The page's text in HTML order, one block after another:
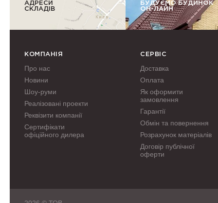
АДРЕСИ
СКЛАДІВ
БУДУЄМО БУДИНОК
ОН-ЛАЙН
КОМПАНІЯ
Про нас
Новини
Шоу-руми
Реалізовані проекти
Реквізити компанії
Сертифікати
офіційного дилера
СЕРВІС
Доставка
Оплата
Як оформити
замовлення
Гарантії
Обмін та повернення
Розрахунок матеріалів
Договір публічної
оферти